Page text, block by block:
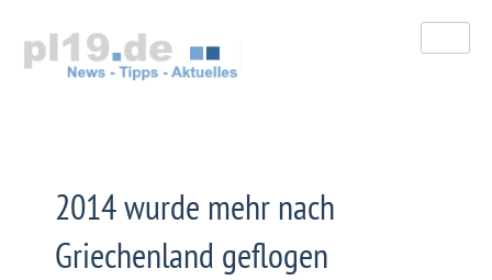
springen
2014 wurde mehr nach
Griechenland geflogen